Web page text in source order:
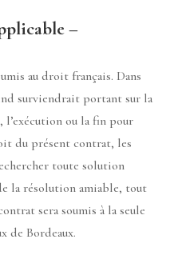
–
au droit français. Dans
surviendrait portant sur la
ou la fin pour
du présent contrat, les
toute solution
la résolution amiable, tout
sera soumis à la seule
de Bordeaux.